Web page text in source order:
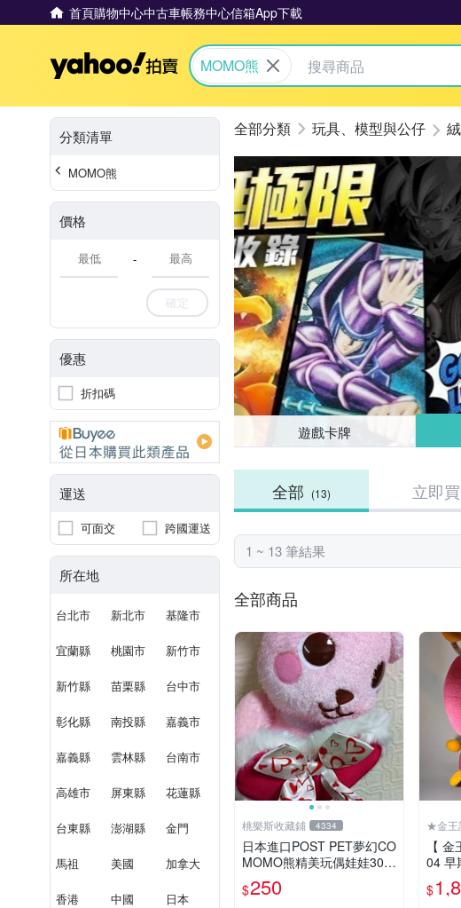
首頁購物中心中古車帳務中心信箱App下載
Yahoo拍賣
MOMO熊
分類清單
MOMO熊
價格
-
確定
優惠
折扣碼
運送
可面交 跨國運送
所在地
台北市 新北市 基隆市
宜蘭縣 桃園市 新竹市
新竹縣 苗栗縣 台中市
彰化縣 南投縣 嘉義市
嘉義縣 雲林縣 台南市
高雄市 屏東縣 花蓮縣
台東縣 澎湖縣 金門
馬祖 美國 加拿大
香港 中國 日本
玩具、模型與公仔
遊戲卡牌
全部 (13) 立即買
1 ~ 13 筆結果
全部商品
桃樂斯收藏鋪 4334
日本進口POST PET夢幻CO
MOMO熊精美玩偶娃娃30c
m
$250
★金王
記拍
【
04 早
$